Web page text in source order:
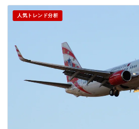
人気トレンド分析